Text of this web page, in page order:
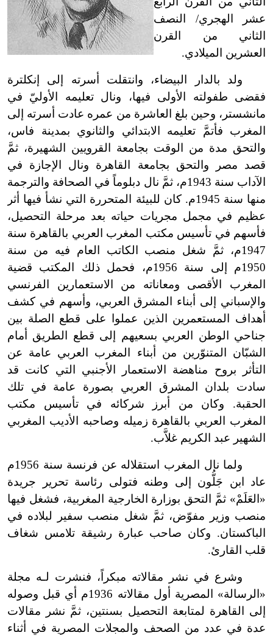
عشر الهجري/ النصف
الثاني من القرن
العشرين الميلادي.
ولد بالدار البيضاء، وانتقلت أسرته إلى إنكلترة
فقضى طفولته الأولى فيها، ونال تعليمه الأوليّ في
مانشستر، وحين بلغ العاشرة من عمره عادت أسرته إلى
المغرب فأتمَّ تعليمه الابتدائي والثانوي بمدينة فاس،
والتحق مدة من الوقت بجامعة القرويين الشهيرة، ثمَّ
قصد مصر والتحق بجامعة القاهرة ونال الإجازة في
الآداب سنة 1943م، ثمَّ نال دبلوماً في الصحافة والترجمة
منها سنة 1945م. كان للبيئة المتحررة التي نشأ فيها أثر
عظيم في مجمل مجريات حياته بعد مرحلة التحصيل،
فأسهم في تأسيس مكتب المغرب العربي بالقاهرة سنة
1947م، ثمَّ شغل منصب الكاتب العام فيه من سنة
1950م إلى سنة 1956م، فحمل ذلك المكتب قضية
المغرب الأقصى ومعاناته من الاستعمارين الفرنسي
والإسباني إلى أبناء المشرق العربي، وأسهم في كشف
أهداف المستعمرين الذين عملوا على قطع الصلة بين
جناحي الوطن العربي بسعيهم إلى قطع الطريق أمام
الشبّان المتنوّرين من أبناء المغرب العربي عامة عن
التأثر بروح مناهضة الاستعمار الأجنبي التي كانت قد
سادت بلدان المشرق العربي بصورة عامة في تلك
الحقبة. وكان من أبرز شركائه في تأسيس مكتب
المغرب العربي بالقاهرة زميله وصاحبه الأديب المغربي
الشهير عبد الكريم غلاَّب.
ولما نال المغرب استقلاله عن فرنسة سنة 1956م
عاد ابن جَلُّون إلى وطنه فتولى رئاسة تحرير جريدة
«العَلَمْ» ثمَّ التحق بوزارة الخارجية المغربية، فشغل فيها
منصب وزير مفوّض، ثمَّ شغل منصب سفير لبلاده في
الباكستان. وكان صاحب عبارة رشيقة تلامس شغاف
قلب القارئ.
وشرع في نشر مقالاته مبكراً، فنشرت لـه مجلة
«الرسالة» المصرية أول مقالاته 1936م أي قبل وصوله
إلى القاهرة لمتابعة التحصيل بسنتين، ثمَّ نشر مقالات
عدة في عدد من الصحف والمجلات المصرية في أثناء